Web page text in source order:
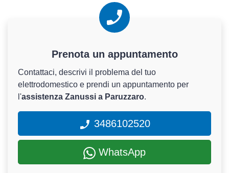
Prenota un appuntamento
Contattaci, descrivi il problema del tuo
elettrodomestico e prendi un appuntamento per
l'assistenza Zanussi a Paruzzaro.
3486102520
WhatsApp